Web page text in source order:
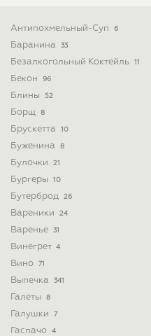
Антипохмельный-Суп 6
Баранина 33
Безалкогольный Коктейль 11
Бекон 96
Блины 52
Борщ 8
Брускетта 10
Буженина 8
Булочки 21
Бургеры 10
Бутерброд 26
Вареники 24
Варенье 31
Винегрет 4
Вино 71
Выпечка 341
Галеты 8
Галушки 7
Гаспачо 4